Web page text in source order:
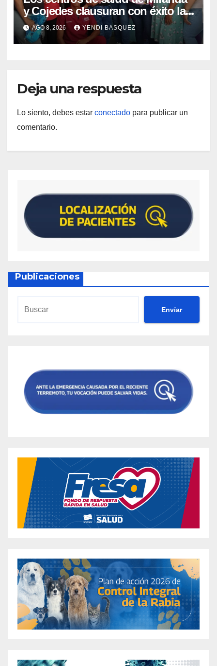
y Cojedes clausuran con éxito la
Semana Mundial de la Lactancia
Materna
AGO 8, 2026 YENDI BASQUEZ
Deja una respuesta
Lo siento, debes estar conectado para publicar un
comentario.
Publicaciones
Envíar